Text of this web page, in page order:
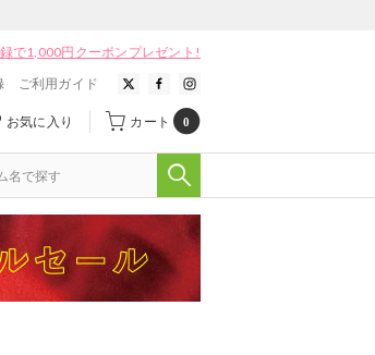
で1,000円クーポンプレゼント!
ご利用ガイド
お気に入り カート 0